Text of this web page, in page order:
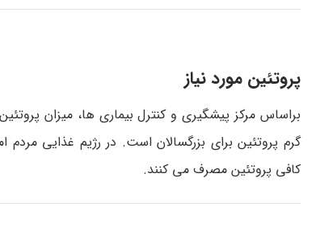
پروتئین مورد نیاز
گرم پروتئین برای بزرگسالان است. در رژیم غذایی مردم
کافی پروتئین مصرف می کنند.